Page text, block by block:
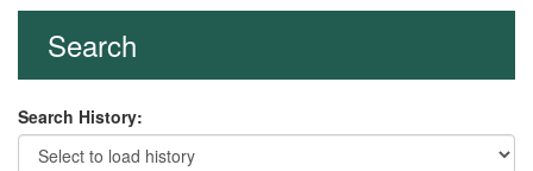
Search
Search History: